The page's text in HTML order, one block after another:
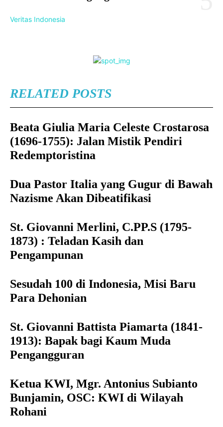
Veritas Indonesia
RELATED POSTS
Beata Giulia Maria Celeste Crostarosa
(1696-1755): Jalan Mistik Pendiri
Redemptoristina
Dua Pastor Italia yang Gugur di Bawah
Nazisme Akan Dibeatifikasi
St. Giovanni Merlini, C.PP.S (1795-
1873) : Teladan Kasih dan
Pengampunan
Sesudah 100 di Indonesia, Misi Baru
Para Dehonian
St. Giovanni Battista Piamarta (1841-
1913): Bapak bagi Kaum Muda
Pengangguran
Ketua KWI, Mgr. Antonius Subianto
Bunjamin, OSC: KWI di Wilayah
Rohani